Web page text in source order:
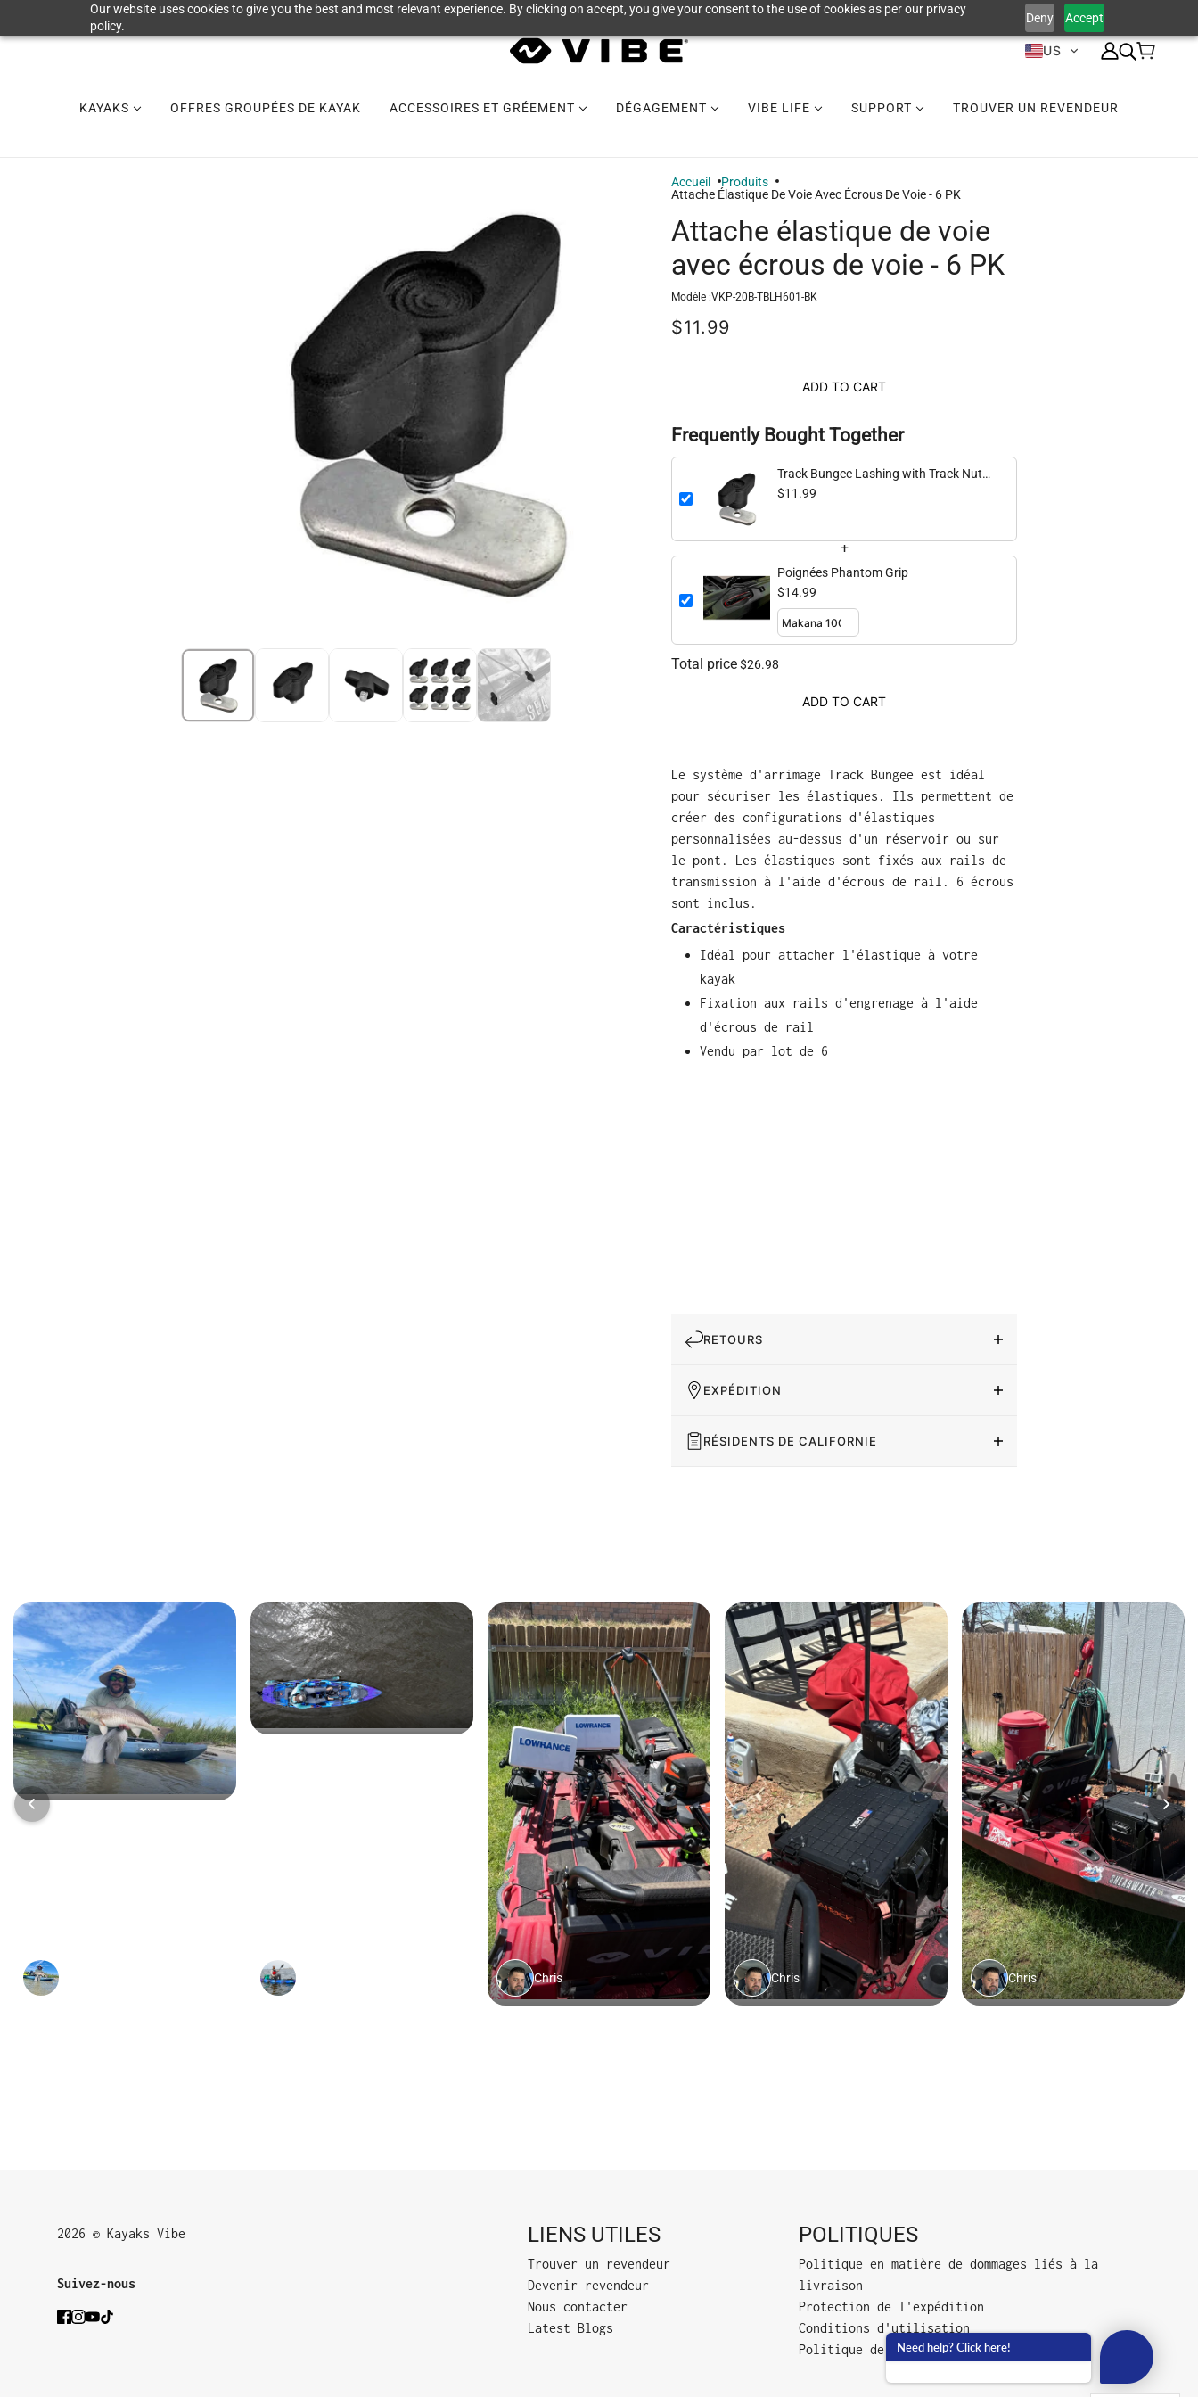
Our website uses cookies to give you the best and most relevant experience. By clicking on accept, you give your consent to the use of cookies as per our privacy
policy.
Deny Accept
US
KAYAKS OFFRES GROUPÉES DE KAYAK ACCESSOIRES ET GRÉEMENT DÉGAGEMENT VIBE LIFE SUPPORT TROUVER UN REVENDEUR
Accueil
Produits
Attache Élastique De Voie Avec Écrous De Voie - 6 PK
Attache élastique de voie
avec écrous de voie - 6 PK
Modèle :VKP-20B-TBLH601-BK
$11.99
ADD TO CART
Frequently Bought Together
Track Bungee Lashing with Track Nuts -
6 PK
$11.99
+
Poignées Phantom Grip
$14.99
Total price$26.98
ADD TO CART
Le système d'arrimage Track Bungee est idéal
pour sécuriser les élastiques. Ils permettent de
créer des configurations d'élastiques
personnalisées au-dessus d'un réservoir ou sur
le pont. Les élastiques sont fixés aux rails de
transmission à l'aide d'écrous de rail. 6 écrous
sont inclus.
Caractéristiques
Idéal pour attacher l'élastique à votre
kayak
Fixation aux rails d'engrenage à l'aide
d'écrous de rail
Vendu par lot de 6
RETOURS
EXPÉDITION
RÉSIDENTS DE CALIFORNIE
2026 © Kayaks Vibe
Suivez-nous
LIENS UTILES
Trouver un revendeur
Devenir revendeur
Nous contacter
Latest Blogs
POLITIQUES
Politique en matière de dommages liés à la
livraison
Protection de l'expédition
Conditions d'utilisation
Politique de confidentialité
Need help? Click here!